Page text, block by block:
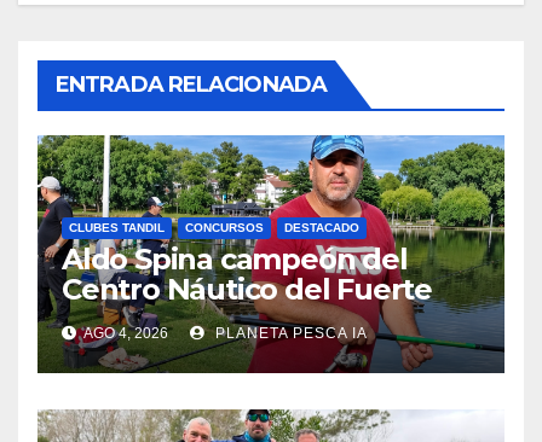
ENTRADA RELACIONADA
CLUBES TANDIL CONCURSOS DESTACADO
Aldo Spina campeón del
Centro Náutico del Fuerte
AGO 4, 2026 PLANETA PESCA IA